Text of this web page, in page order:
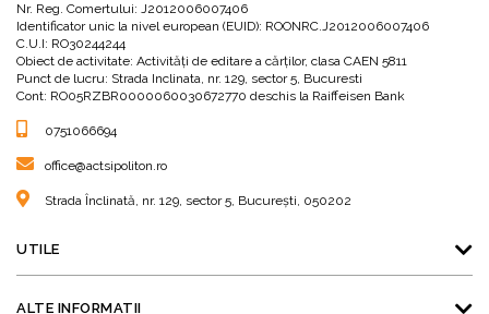
Nr. Reg. Comertului: J2012006007406
Identificator unic la nivel european (EUID): ROONRC.J2012006007406
C.U.I: RO30244244
Obiect de activitate: Activităţi de editare a cărţilor, clasa CAEN 5811
Punct de lucru: Strada Inclinata, nr. 129, sector 5, Bucuresti
Cont: RO05RZBR0000060030672770 deschis la Raiffeisen Bank
0751066694
office@actsipoliton.ro
Strada Înclinată, nr. 129, sector 5, București, 050202
UTILE
ALTE INFORMATII